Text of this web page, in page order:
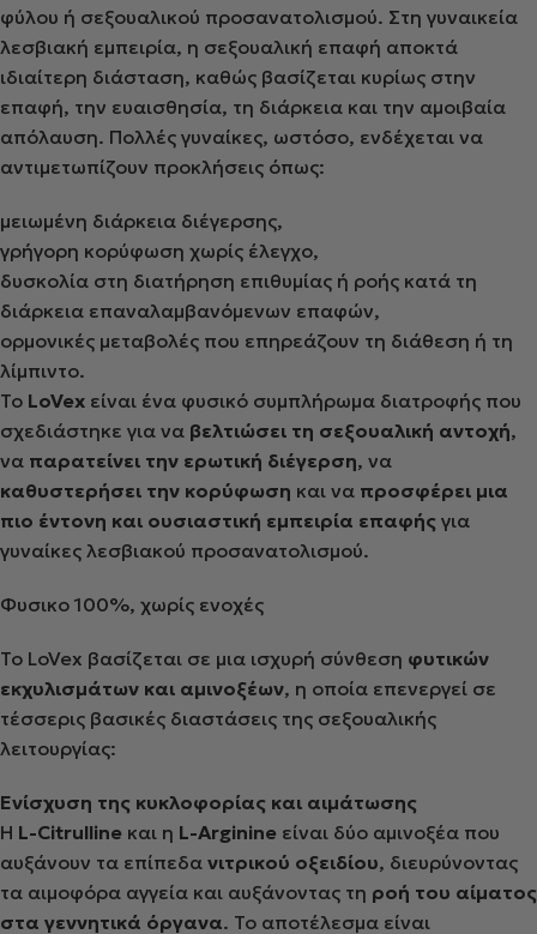
φύλου ή σεξουαλικού προσανατολισμού. Στη γυναικεία
λεσβιακή εμπειρία, η σεξουαλική επαφή αποκτά
ιδιαίτερη διάσταση, καθώς βασίζεται κυρίως στην
επαφή, την ευαισθησία, τη διάρκεια και την αμοιβαία
απόλαυση. Πολλές γυναίκες, ωστόσο, ενδέχεται να
αντιμετωπίζουν προκλήσεις όπως:
μειωμένη διάρκεια διέγερσης,
γρήγορη κορύφωση χωρίς έλεγχο,
δυσκολία στη διατήρηση επιθυμίας ή ροής κατά τη
διάρκεια επαναλαμβανόμενων επαφών,
ορμονικές μεταβολές που επηρεάζουν τη διάθεση ή τη
λίμπιντο.
Το LoVex είναι ένα φυσικό συμπλήρωμα διατροφής που
σχεδιάστηκε για να βελτιώσει τη σεξουαλική αντοχή,
να παρατείνει την ερωτική διέγερση, να
καθυστερήσει την κορύφωση και να προσφέρει μια
πιο έντονη και ουσιαστική εμπειρία επαφής για
γυναίκες λεσβιακού προσανατολισμού.
Φυσικο 100%, χωρίς ενοχές
Το LoVex βασίζεται σε μια ισχυρή σύνθεση φυτικών
εκχυλισμάτων και αμινοξέων, η οποία επενεργεί σε
τέσσερις βασικές διαστάσεις της σεξουαλικής
λειτουργίας:
Ενίσχυση της κυκλοφορίας και αιμάτωσης
Η L-Citrulline και η L-Arginine είναι δύο αμινοξέα που
αυξάνουν τα επίπεδα νιτρικού οξειδίου, διευρύνοντας
τα αιμοφόρα αγγεία και αυξάνοντας τη ροή του αίματος
στα γεννητικά όργανα. Το αποτέλεσμα είναι